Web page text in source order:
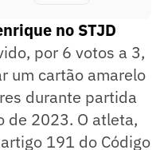
no STJD
por 6 votos a 3,
um cartão amarelo
durante partida
de 2023. O atleta,
191 do Código